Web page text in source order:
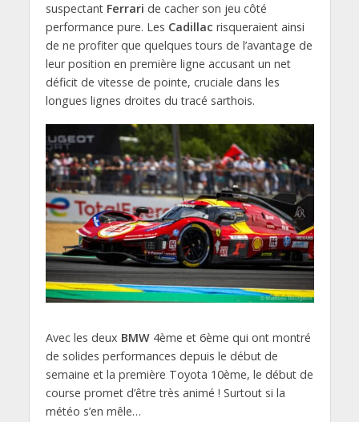
suspectant Ferrari de cacher son jeu côté
performance pure. Les Cadillac risqueraient ainsi
de ne profiter que quelques tours de l’avantage de
leur position en première ligne accusant un net
déficit de vitesse de pointe, cruciale dans les
longues lignes droites du tracé sarthois.
Avec les deux BMW4ème et 6ème qui ont montré
de solides performances depuis le début de
semaine et la première Toyota 10ème, le début de
course promet d’être très animé ! Surtout si la
météo s’en mêle…